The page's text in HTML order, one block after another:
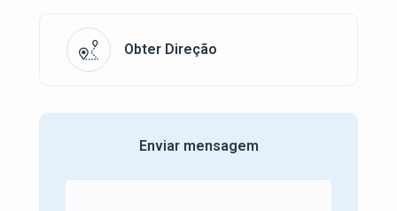
Obter Direção
Enviar mensagem